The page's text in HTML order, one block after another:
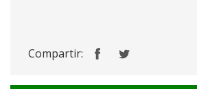
Compartir: